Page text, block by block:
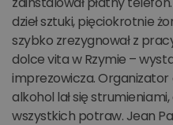
dzieł sztuki, pięciokrotnie
szybko zrezygnował z
dolce vita w Rzymie –
imprezowicza.
alkohol lał się
wszystkich potraw. Jean